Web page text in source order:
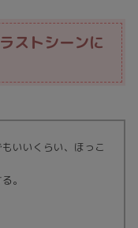
ストシーンに
いいくらい、ほっこ
。